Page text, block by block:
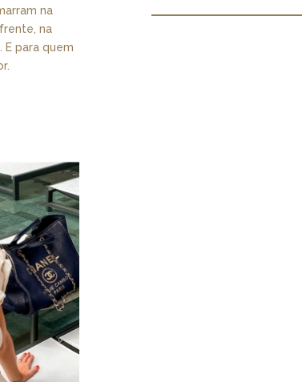
na
na
para quem